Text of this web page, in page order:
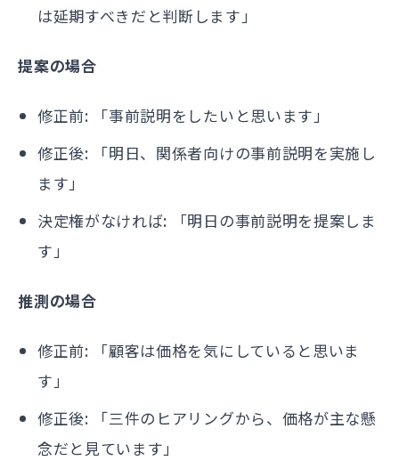
は延期すべきだと判断します」
提案の場合
修正前: 「事前説明をしたいと思います」
修正後: 「明日、関係者向けの事前説明を実施し
ます」
決定権がなければ: 「明日の事前説明を提案しま
す」
推測の場合
修正前: 「顧客は価格を気にしていると思いま
す」
修正後: 「三件のヒアリングから、価格が主な懸
念だと見ています」